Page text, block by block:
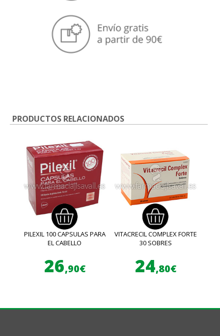
PRODUCTOS RELACIONADOS
PILEXIL 100 CAPSULAS PARA
EL CABELLO
26,90€
VITACRECIL COMPLEX FORTE
30 SOBRES
24,80€